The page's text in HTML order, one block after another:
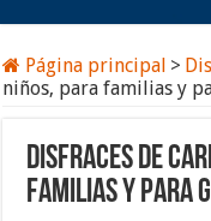
Página principal >
niños, para familias y
Disfraces de
familias y para